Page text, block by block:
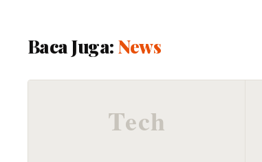
Baca Juga: News